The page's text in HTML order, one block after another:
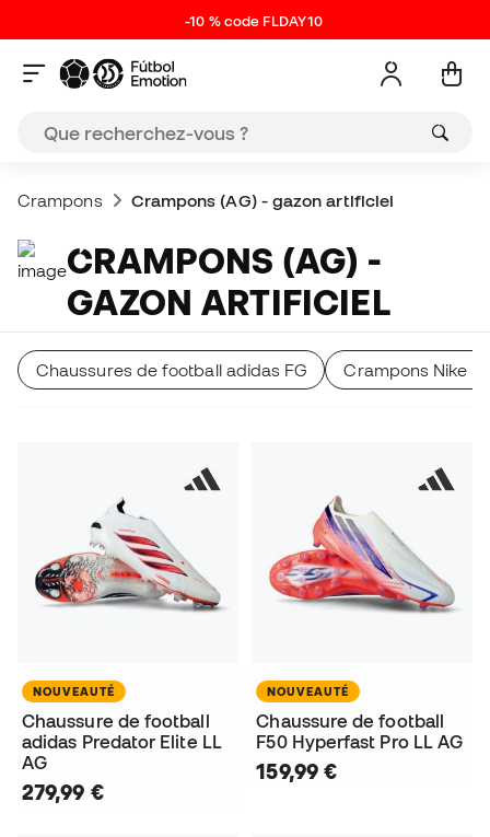
-10 % code FLDAY10
Crampons Crampons (AG) - gazon artificiel
CRAMPONS (AG) -
GAZON ARTIFICIEL
Chaussures de football adidas FG Crampons Nike
NOUVEAUTÉ
Chaussure de football
adidas Predator Elite LL
AG
279,99 €
NOUVEAUTÉ
Chaussure de football
F50 Hyperfast Pro LL AG
159,99 €